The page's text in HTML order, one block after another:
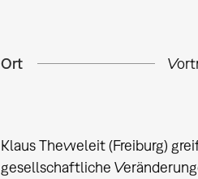
Ort
Klaus Theweleit (Freiburg)
gesellschaftliche